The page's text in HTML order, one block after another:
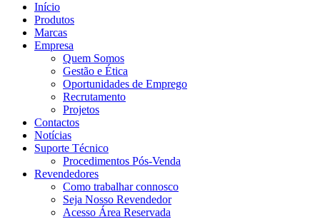
Início
Produtos
Marcas
Empresa
Quem Somos
Gestão e Ética
Oportunidades de Emprego
Recrutamento
Projetos
Contactos
Notícias
Suporte Técnico
Procedimentos Pós-Venda
Revendedores
Como trabalhar connosco
Seja Nosso Revendedor
Acesso Área Reservada